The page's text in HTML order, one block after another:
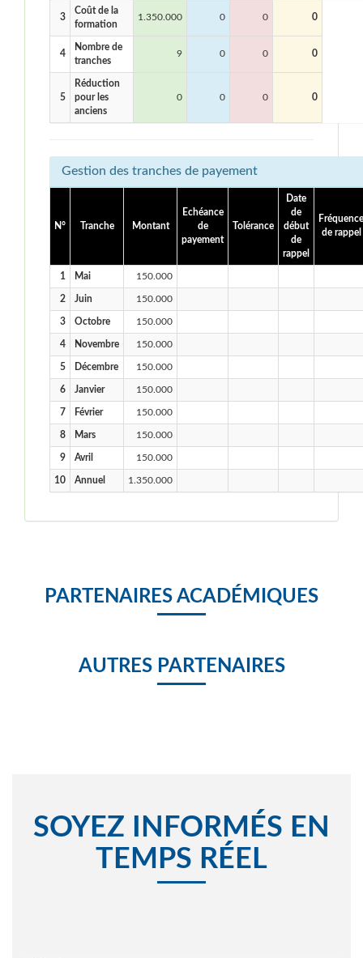
3
Coût de la
formation
1.350.000 0 0 0
4
Nombre de
tranches
9 0 0 0
5
Réduction
pour les
anciens
0 0 0 0
Gestion des tranches de payement
N° Tranche Montant
Echéance
de
payement
Tolérance
Date
de
début
de
rappel
Fréquence
de rappel
1 Mai 150.000
2 Juin 150.000
3 Octobre 150.000
4 Novembre 150.000
5 Décembre 150.000
6 Janvier 150.000
7 Février 150.000
8 Mars 150.000
9 Avril 150.000
10 Annuel 1.350.000
PARTENAIRES ACADÉMIQUES
AUTRES PARTENAIRES
SOYEZ INFORMÉS EN
TEMPS RÉEL